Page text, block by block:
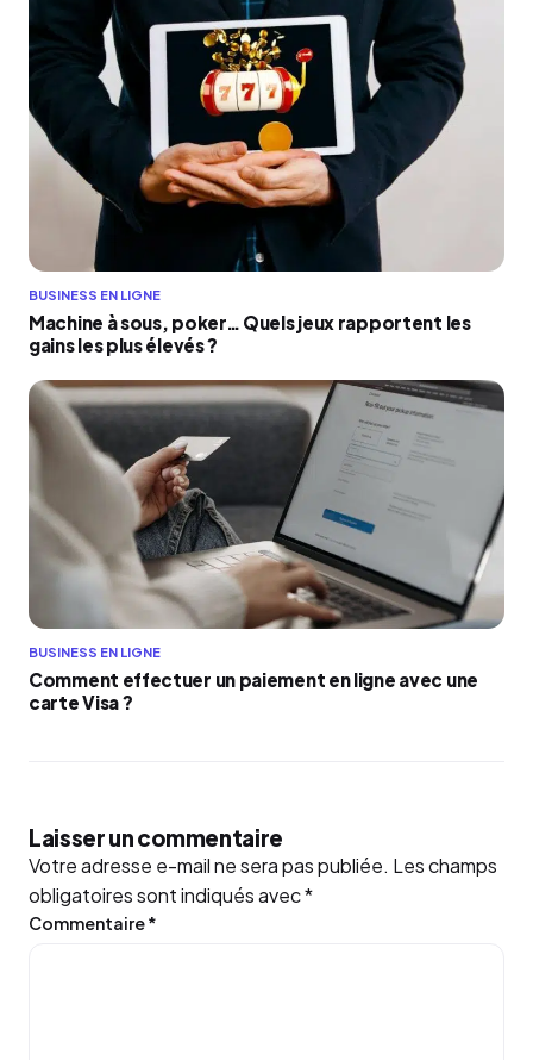
BUSINESS EN LIGNE
Machine à sous, poker… Quels jeux rapportent les
gains les plus élevés ?
BUSINESS EN LIGNE
Comment effectuer un paiement en ligne avec une
carte Visa ?
Laisser un commentaire
Votre adresse e-mail ne sera pas publiée. Les champs
obligatoires sont indiqués avec*
Commentaire*